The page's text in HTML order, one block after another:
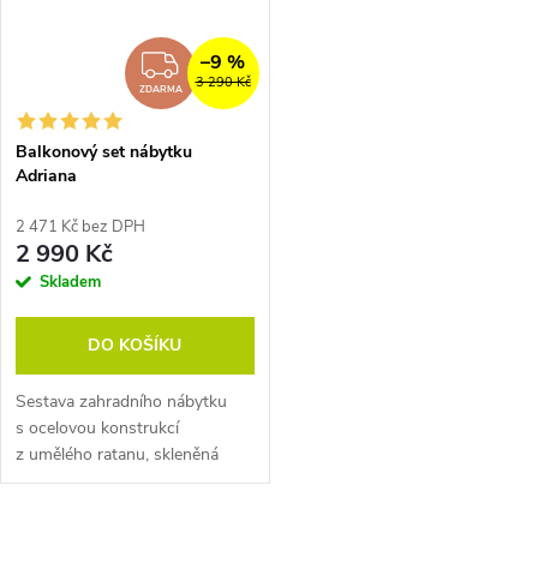
ZDARMA
ZDARMA 3 290 Kč
–9 %
Balkonový set nábytku
Adriana
2 471 Kč bez DPH
2 990 Kč
Skladem
DO KOŠÍKU
Sestava zahradního nábytku
s ocelovou konstrukcí
z umělého ratanu, skleněná
deska stolu, součástí tmavé